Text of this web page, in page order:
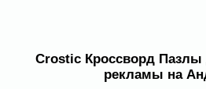
Crostic Кроссворд
рекламы на